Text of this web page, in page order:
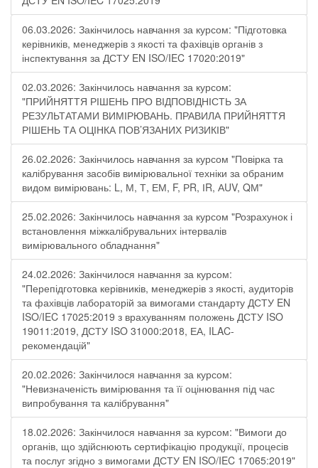
06.03.2026: Закінчилось навчання за курсом: "Підготовка
керівників, менеджерів з якості та фахівців органів з
інспектування за ДСТУ EN ISO/IEC 17020:2019"
02.03.2026: Закінчилось навчання за курсом:
"ПРИЙНЯТТЯ РІШЕНЬ ПРО ВІДПОВІДНІСТЬ ЗА
РЕЗУЛЬТАТАМИ ВИМІРЮВАНЬ. ПРАВИЛА ПРИЙНЯТТЯ
РІШЕНЬ ТА ОЦІНКА ПОВ’ЯЗАНИХ РИЗИКІВ"
26.02.2026: Закінчилось навчання за курсом "Повірка та
калібрування засобів вимірювальної техніки за обраним
видом вимірювань: L, М, Т, ЕМ, F, РR, ІR, АUV, QМ"
25.02.2026: Закінчилось навчання за курсом "Розрахунок і
встановлення міжкалібрувальних інтервалів
вимірювального обладнання"
24.02.2026: Закінчилося навчання за курсом:
"Перепідготовка керівників, менеджерів з якості, аудиторів
та фахівців лабораторій за вимогами стандарту ДСТУ EN
ISO/IEC 17025:2019 з врахуванням положень ДСТУ ISO
19011:2019, ДСТУ ISO 31000:2018, ЕА, ILAC-
рекомендацій"
20.02.2026: Закінчилося навчання за курсом:
"Невизначеність вимірювання та її оцінювання під час
випробування та калібрування"
18.02.2026: Закінчилося навчання за курсом: "Вимоги до
органів, що здійснюють сертифікацію продукції, процесів
та послуг згідно з вимогами ДСТУ EN ISO/IEC 17065:2019"